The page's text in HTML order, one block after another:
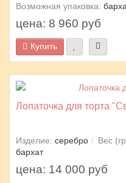
Возможная упаковка:
цена: 8 960 руб
Купить
Лопаточка для торта
Изделие: серебро Вес
бархат
цена: 14 000 руб